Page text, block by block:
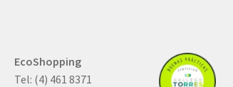
EcoShopping
Tel: (4) 461 8371